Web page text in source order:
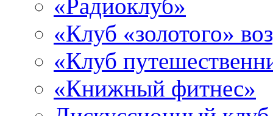
«Радиоклуб»
«Клуб «золотого»
«Клуб
«Книжный фитнес»